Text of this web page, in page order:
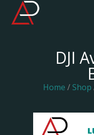
DJI
Home / Shop